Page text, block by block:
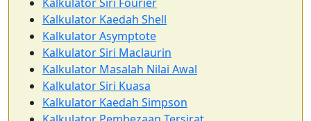
Kalkulator Kaedah Shell
Kalkulator Asymptote
Kalkulator Siri Maclaurin
Kalkulator Masalah Nilai Awal
Kalkulator Siri Kuasa
Kalkulator Kaedah Simpson